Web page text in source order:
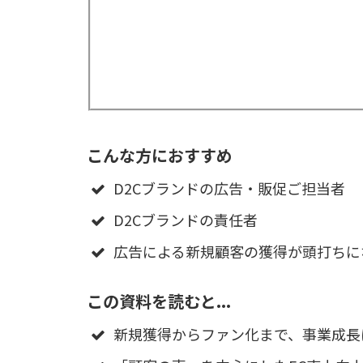
こんな方におすすめ
D2Cブランドの広告・販促ご担当者
D2Cブランドの責任者
広告による新規顧客の獲得が頭打ち
この資料を読むと...
新規獲得からファン化まで、事業成